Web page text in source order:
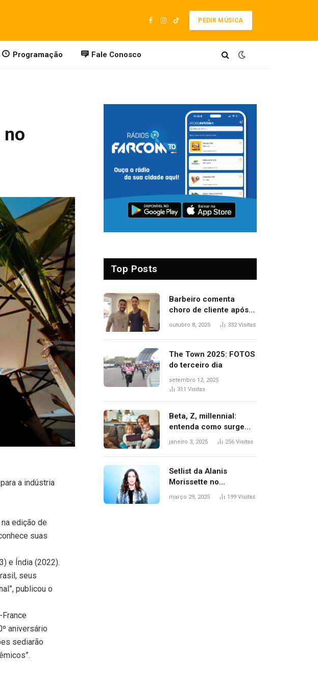
Facebook
Instagram
TikTok
PEDIR MÚSICA
Programação Fale Conosco
no
a indústria
edição de
suas
e Índia (2022).
seus
publicou o
aniversário
sediarão
Top Posts
Barbeiro comenta
choro de cliente após
despedida e explica
tantas pessoas’
outubro 8, 2025 332Visitas
The Town 2025: FOTOS
do terceiro dia
setembro 12, 2025
311 Visitas
Beta, Z, millennial:
entenda como surgem
as gerações
janeiro 3, 2025 256 Visitas
Setlist da Alanis
Morissette no
Lollapalooza: veja
março 29, 2025 199 Visitas